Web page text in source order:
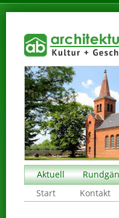
Aktuell
Start
Kontakt